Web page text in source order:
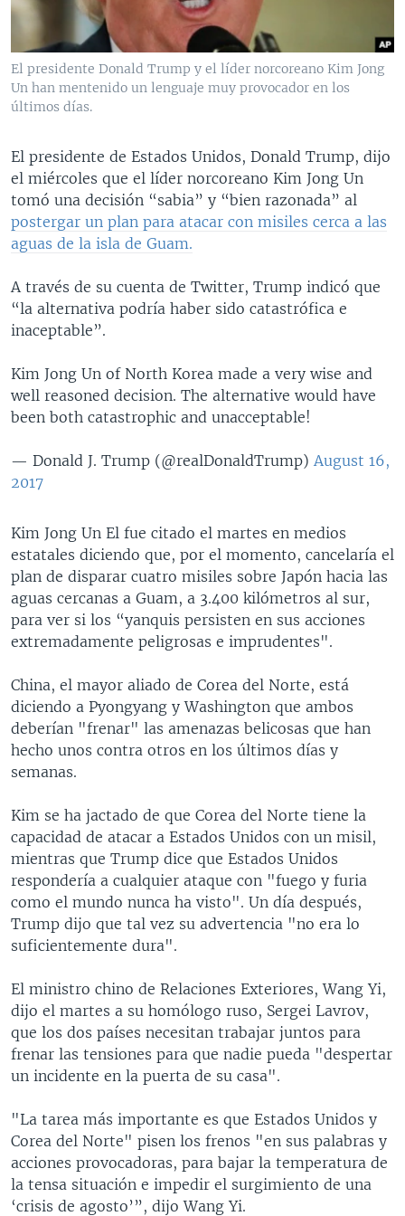
VENEZUELA
BRASIL
NICARAGUA
ECONOMÍA
ENTRETENIMIENTO Y CULTURA
TECNOLOGÍA
DEPORTES
MULTIMEDIA
VIDEOS
FOTOGRAFÍA
AUDIOS
PROGRAMAS TV
EL MUNDO AL DÍA
FORO INTERAMERICANO
LAS CLAVES
RADIO
AVANCE INFORMATIVO
BUENOS DÍAS AMÉRICA
EL MUNDO AL DÍA [RADIO]
DEPORTIVO INTERNACIONAL
NOTA ECONÓMICA
ENTRETENIMIENTO
DIRECT
Learning English
SÍGANOS
Idiomas
El presidente Donald Trump y el líder norcoreano Kim Jong
Un han mentenido un lenguaje muy provocador en los
últimos días.
El presidente de Estados Unidos, Donald Trump, dijo
el miércoles que el líder norcoreano Kim Jong Un
tomó una decisión “sabia” y “bien razonada” al
postergar un plan para atacar con misiles cerca a las
aguas de la isla de Guam.
A través de su cuenta de Twitter, Trump indicó que
“la alternativa podría haber sido catastrófica e
inaceptable”.
Kim Jong Un of North Korea made a very wise and
well reasoned decision. The alternative would have
been both catastrophic and unacceptable!
— Donald J. Trump (@realDonaldTrump) August 16,
2017
Kim Jong Un El fue citado el martes en medios
estatales diciendo que, por el momento, cancelaría el
plan de disparar cuatro misiles sobre Japón hacia las
aguas cercanas a Guam, a 3.400 kilómetros al sur,
para ver si los “yanquis persisten en sus acciones
extremadamente peligrosas e imprudentes".
China, el mayor aliado de Corea del Norte, está
diciendo a Pyongyang y Washington que ambos
deberían "frenar" las amenazas belicosas que han
hecho unos contra otros en los últimos días y
semanas.
Kim se ha jactado de que Corea del Norte tiene la
capacidad de atacar a Estados Unidos con un misil,
mientras que Trump dice que Estados Unidos
respondería a cualquier ataque con "fuego y furia
como el mundo nunca ha visto". Un día después,
Trump dijo que tal vez su advertencia "no era lo
suficientemente dura".
El ministro chino de Relaciones Exteriores, Wang Yi,
dijo el martes a su homólogo ruso, Sergei Lavrov,
que los dos países necesitan trabajar juntos para
frenar las tensiones para que nadie pueda "despertar
un incidente en la puerta de su casa".
"La tarea más importante es que Estados Unidos y
Corea del Norte" pisen los frenos "en sus palabras y
acciones provocadoras, para bajar la temperatura de
la tensa situación e impedir el surgimiento de una
‘crisis de agosto’”, dijo Wang Yi.